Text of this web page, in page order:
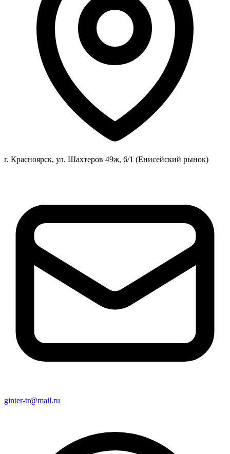
г. Красноярск, ул. Шахтеров 49ж, 6/1 (Енисейский рынок)
ginter-tr@mail.ru